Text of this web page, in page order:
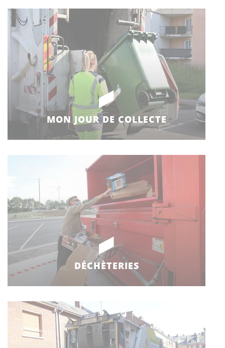
MON JOUR DE COLLECTE
DÉCHÈTERIES